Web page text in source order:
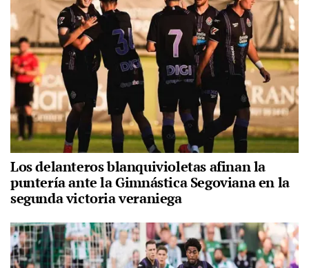
Los delanteros blanquivioletas afinan la
puntería ante la Gimnástica Segoviana en la
segunda victoria veraniega